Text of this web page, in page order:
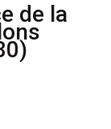
de la